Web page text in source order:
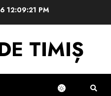
12:09:22 PM
TIMIȘ